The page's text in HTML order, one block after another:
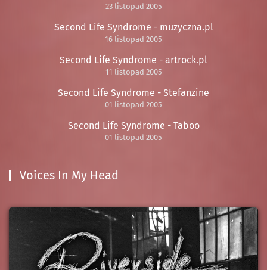
23 listopad 2005
Second Life Syndrome - muzyczna.pl
16 listopad 2005
Second Life Syndrome - artrock.pl
11 listopad 2005
Second Life Syndrome - Stefanzine
01 listopad 2005
Second Life Syndrome - Taboo
01 listopad 2005
Voices In My Head